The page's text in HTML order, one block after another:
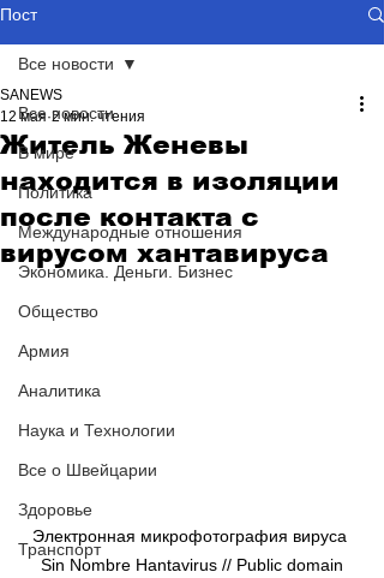
Пост
Все новости
В мире
Политика
Международные отношения
Экономика. Деньги. Бизнес
Общество
Армия
Аналитика
Наука и Технологии
Все о Швейцарии
Здоровье
Транспорт
Все новости
Житель Женевы
находится в изоляции
после контакта с
вирусом хантавируса
SANEWS
12 мая 2 мин. чтения
Электронная микрофотография вируса
Sin Nombre Hantavirus // Public domain